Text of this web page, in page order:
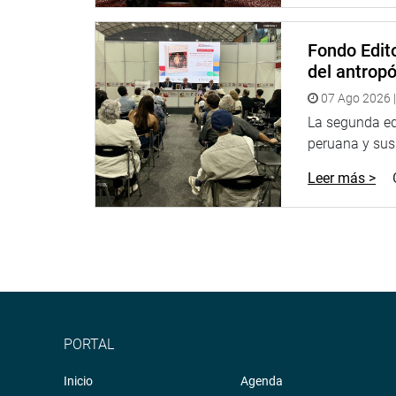
Fondo
del
07 Ago 2026
La segunda
peruana y
Leer más >
PORTAL
Inicio Agenda